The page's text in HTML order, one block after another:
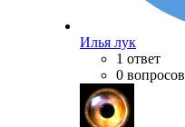
Илья лук
1 ответ
0 вопросов